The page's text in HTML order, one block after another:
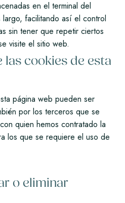
en el terminal del
facilitando así el control
sin tener que repetir ciertos
visite el sitio web.
cookies de esta
página web pueden ser
por los terceros que se
quien hemos contratado la
los que se requiere el uso de
o eliminar